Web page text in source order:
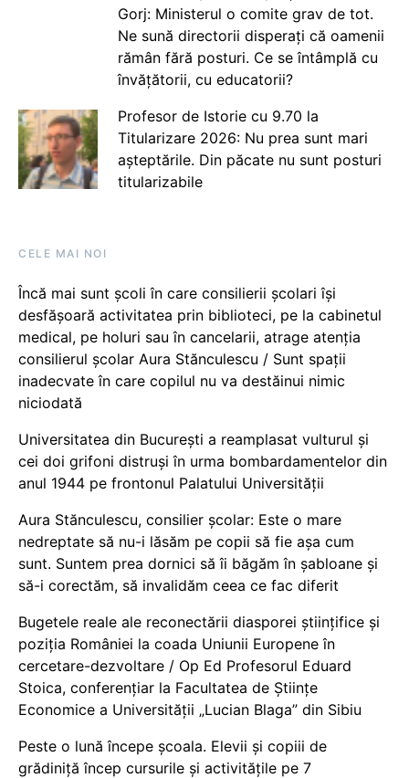
Gorj: Ministerul o comite grav de tot.
Ne sună directorii disperați că oamenii
rămân fără posturi. Ce se întâmplă cu
învățătorii, cu educatorii?
Profesor de Istorie cu 9.70 la
Titularizare 2026: Nu prea sunt mari
așteptările. Din păcate nu sunt posturi
titularizabile
CELE MAI NOI
Încă mai sunt școli în care consilierii școlari își
desfășoară activitatea prin biblioteci, pe la cabinetul
medical, pe holuri sau în cancelarii, atrage atenția
consilierul școlar Aura Stănculescu / Sunt spații
inadecvate în care copilul nu va destăinui nimic
niciodată
Universitatea din București a reamplasat vulturul și
cei doi grifoni distruși în urma bombardamentelor din
anul 1944 pe frontonul Palatului Universității
Aura Stănculescu, consilier școlar: Este o mare
nedreptate să nu-i lăsăm pe copii să fie așa cum
sunt. Suntem prea dornici să îi băgăm în șabloane și
să-i corectăm, să invalidăm ceea ce fac diferit
Bugetele reale ale reconectării diasporei științifice și
poziția României la coada Uniunii Europene în
cercetare-dezvoltare / Op Ed Profesorul Eduard
Stoica, conferențiar la Facultatea de Științe
Economice a Universității „Lucian Blaga” din Sibiu
Peste o lună începe școala. Elevii și copiii de
grădiniță încep cursurile și activitățile pe 7